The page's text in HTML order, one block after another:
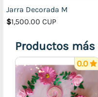
Artículos
de
Jarra Decorada M
$1,500.00 CUP
Productos
0.0